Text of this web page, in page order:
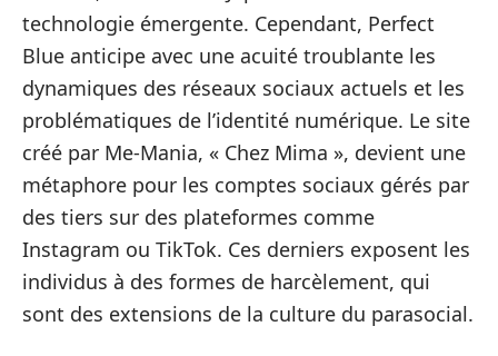
technologie émergente. Cependant, Perfect
Blue anticipe avec une acuité troublante les
dynamiques des réseaux sociaux actuels et les
problématiques de l’identité numérique. Le site
créé par Me-Mania, « Chez Mima », devient une
métaphore pour les comptes sociaux gérés par
des tiers sur des plateformes comme
Instagram ou TikTok. Ces derniers exposent les
individus à des formes de harcèlement, qui
sont des extensions de la culture du parasocial.